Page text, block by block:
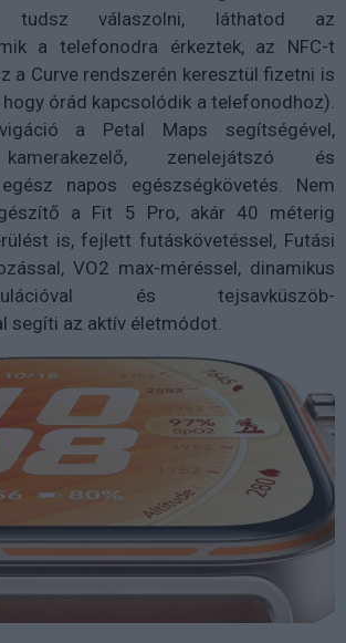
tudsz válaszolni, láthatod az
a telefonodra érkeztek, az NFC-t
a Curve rendszerén keresztül fizetni is
órád kapcsolódik a telefonodhoz).
a Petal Maps segítségével,
zenelejátszó és
napos egészségkövetés. Nem
a Fit 5 Pro, akár 40 méterig
is, fejlett futáskövetéssel, Futási
VO2 max-méréssel, dinamikus
és tejsavküszöb-
segíti az aktív életmódot.